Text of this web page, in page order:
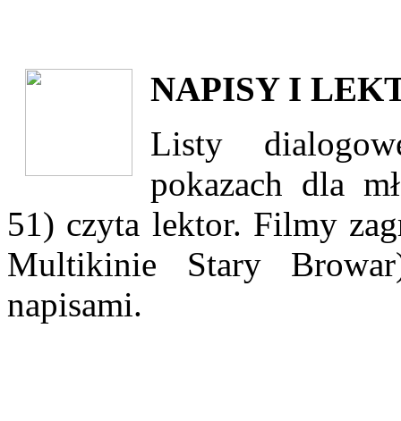
NAPISY I
Listy
pokazach dla
51) czyta lektor. Filmy
Multikinie Stary
napisami.